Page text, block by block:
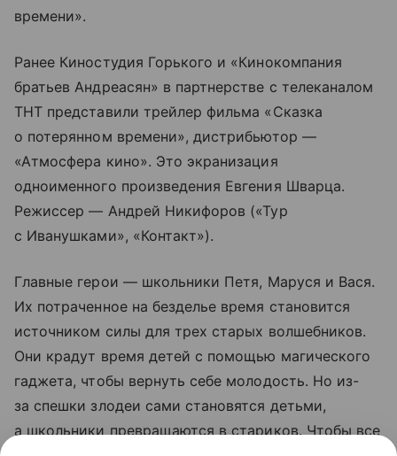
времени».
Ранее Киностудия Горького и «Кинокомпания
братьев Андреасян» в партнерстве с телеканалом
ТНТ представили трейлер фильма «Сказка
о потерянном времени», дистрибьютор —
«Атмосфера кино». Это экранизация
одноименного произведения Евгения Шварца.
Режиссер — Андрей Никифоров («Тур
с Иванушками», «Контакт»).
Главные герои — школьники Петя, Маруся и Вася.
Их потраченное на безделье время становится
источником силы для трех старых волшебников.
Они крадут время детей с помощью магического
гаджета, чтобы вернуть себе молодость. Но из-
за спешки злодеи сами становятся детьми,
а школьники превращаются в стариков. Чтобы все